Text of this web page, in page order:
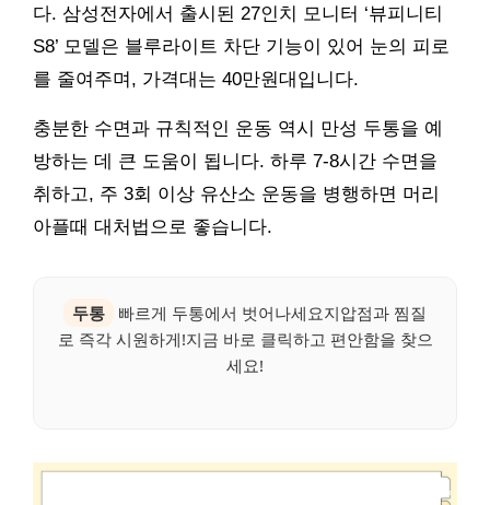
다. 삼성전자에서 출시된 27인치 모니터 ‘뷰피니티
S8’ 모델은 블루라이트 차단 기능이 있어 눈의 피로
를 줄여주며, 가격대는 40만원대입니다.
충분한 수면과 규칙적인 운동 역시 만성 두통을 예
방하는 데 큰 도움이 됩니다. 하루 7-8시간 수면을
취하고, 주 3회 이상 유산소 운동을 병행하면 머리
아플때 대처법으로 좋습니다.
두통
빠르게 두통에서 벗어나세요지압점과 찜질
로 즉각 시원하게!지금 바로 클릭하고 편안함을 찾으
세요!